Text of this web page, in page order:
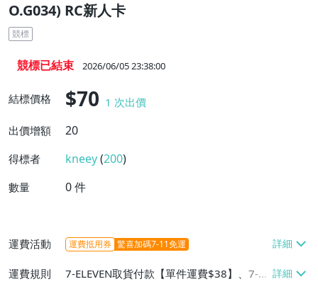
O.G034) RC新人卡
競標
競標已結束 2026/06/05 23:38:00
結標價格 $70 1 次出價
出價增額
20
得標者 kneey(200)
數量 0件
運費活動 運費抵用券 驚喜加碼7-11免運
運費規則
7-ELEVEN取貨付款【單件運費$38】、7-EL